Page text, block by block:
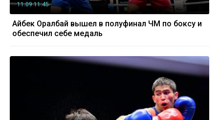
11.09 11:45
Айбек Оралбай вышел в полуфинал ЧМ по боксу и
обеспечил себе медаль